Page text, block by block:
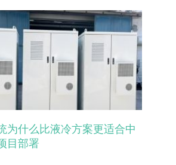
为什么比液冷方案更适合中
目部署